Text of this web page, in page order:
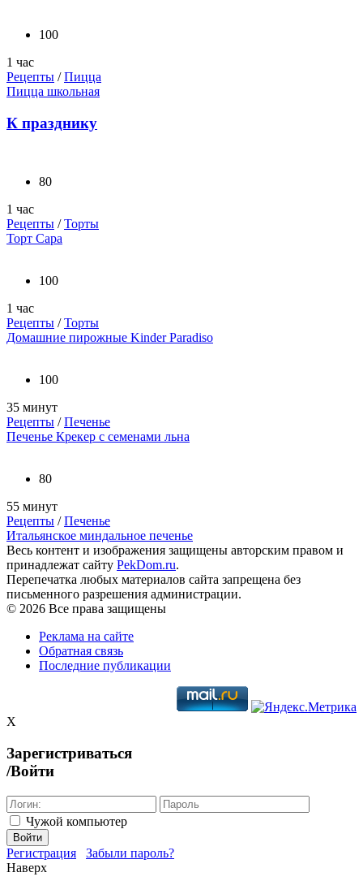
100
1 час
Рецепты /Пицца
Пицца школьная
К празднику
80
1 час
Рецепты /Торты
Торт Сара
100
1 час
Рецепты /Торты
Домашние пирожные Kinder Paradiso
100
35 минут
Рецепты /Печенье
Печенье Крекер с семенами льна
80
55 минут
Рецепты /Печенье
Итальянское миндальное печенье
Весь контент и изображения защищены авторским правом и
принадлежат сайту PekDom.ru.
Перепечатка любых материалов сайта запрещена без
письменного разрешения администрации.
© 2026 Все права защищены
Реклама на сайте
Обратная связь
Последние публикации
X
Зарегистриваться
/Войти
Чужой компьютер
Войти
Регистрация
Забыли пароль?
Наверх